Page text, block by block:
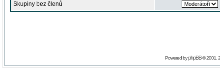
Skupiny bez členů
Powered byphpBB© 2001,